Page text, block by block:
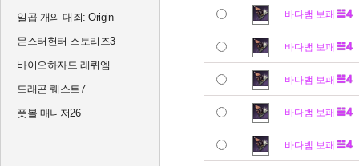
일곱 개의 대죄: Origin
몬스터헌터 스토리즈3
바이오하자드 레퀴엠
드래곤 퀘스트7
풋볼 매니저26
바다뱀 보패
바다뱀 보패
바다뱀 보패
바다뱀 보패
바다뱀 보패